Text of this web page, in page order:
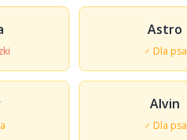
Astro
♂ Dla psa
Alvin
♂ Dla psa